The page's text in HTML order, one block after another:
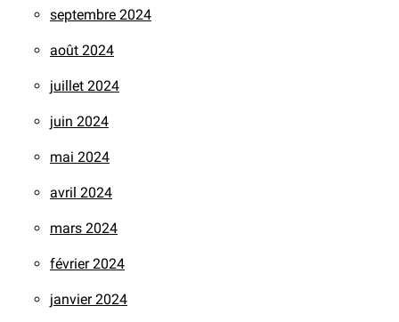
septembre 2024
août 2024
juillet 2024
juin 2024
mai 2024
avril 2024
mars 2024
février 2024
janvier 2024